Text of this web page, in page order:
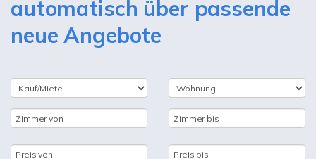
automatisch über passende
neue Angebote